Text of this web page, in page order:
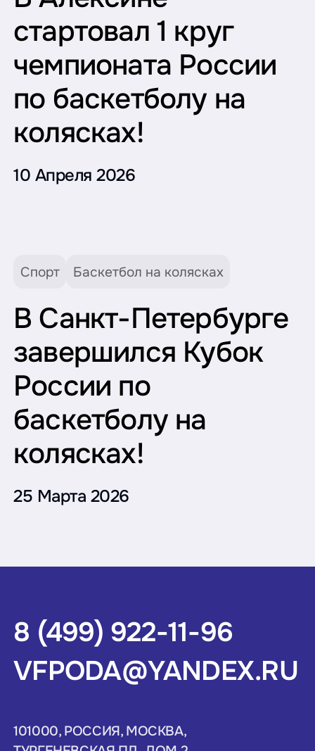
стартовал 1 круг
чемпионата России
по баскетболу на
колясках!
10 Апреля 2026
Спорт Баскетбол на колясках
В Санкт-Петербурге
завершился Кубок
России по
баскетболу на
колясках!
25 Марта 2026
8 (499) 922-11-96
VFPODA@YANDEX.RU
101000, РОССИЯ, МОСКВА,